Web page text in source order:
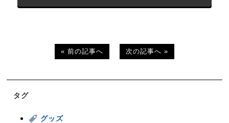
« 前の記事へ 次の記事へ »
タグ
グッズ